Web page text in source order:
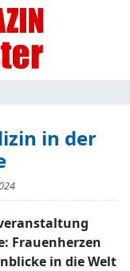
in der
Frauenherzen
in die Welt